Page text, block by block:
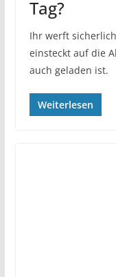
Tag?
Ihr werft
einsteckt auf die
auch geladen ist.
Weiterlesen